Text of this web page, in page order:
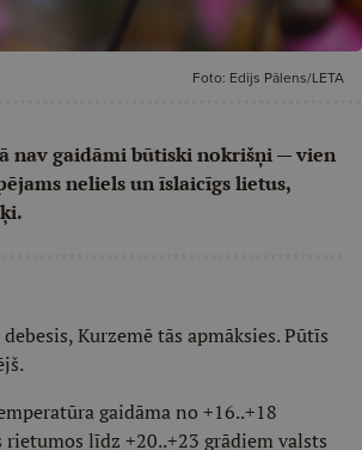
Foto: Edijs Pālens/LETA
nav gaidāmi būtiski nokrišņi — vien
neliels un īslaicīgs lietus,
Kurzemē tās apmāksies. Pūtīs
gaidāma no +16..+18
rietumos līdz +20..+23 grādiem valsts